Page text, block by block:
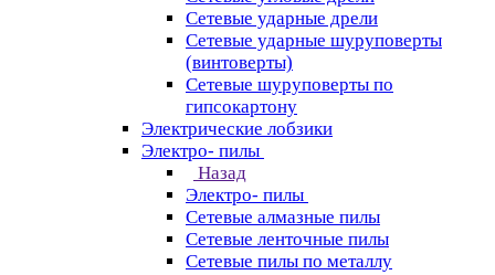
Сетевые ударные дрели
Сетевые ударные шуруповерты
(винтоверты)
Сетевые шуруповерты по
гипсокартону
Электрические лобзики
Электро- пилы
Назад
Электро- пилы
Сетевые алмазные пилы
Сетевые ленточные пилы
Сетевые пилы по металлу